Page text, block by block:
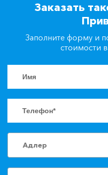
Заказать
Заполните форму и
стоимости
Адлер